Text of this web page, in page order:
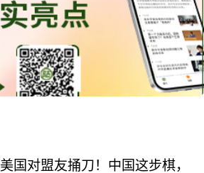
美国对盟友捅刀！中国这步棋，